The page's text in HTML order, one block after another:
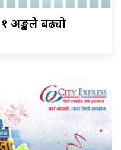
अङ्कले बढ्यो